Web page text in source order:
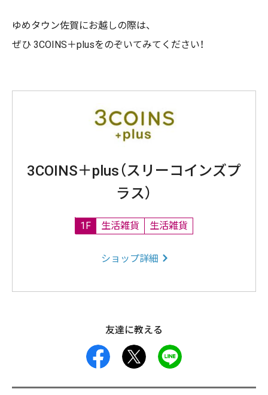
ゆめタウン佐賀にお越しの際は、
ぜひ 3COINS＋plusをのぞいてみてください！
3COINS＋plus（スリーコインズプ
ラス）
1F 生活雑貨 生活雑貨
ショップ詳細
友達に教える
facebook